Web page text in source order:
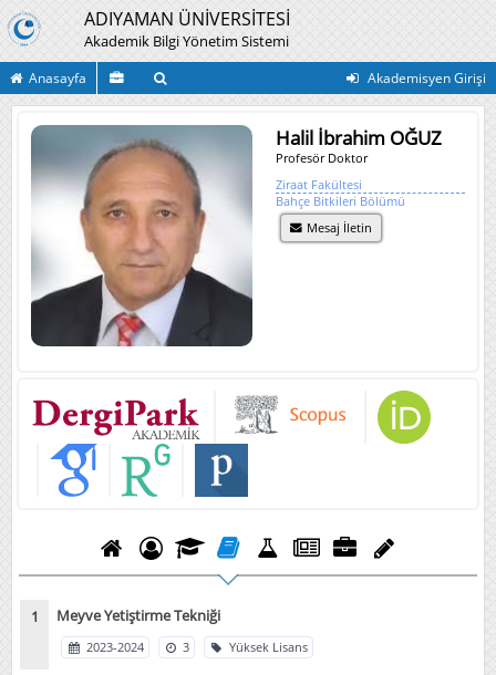
ADIYAMAN ÜNİVERSİTESİ
Akademik Bilgi Yönetim Sistemi
Anasayfa Akademisyen Girişi
Halil İbrahim OĞUZ
Profesör Doktor
Ziraat Fakültesi
Bahçe Bitkileri Bölümü
Mesaj İletin
Meyve Yetiştirme Tekniği
2023-2024 3 Yüksek Lisans